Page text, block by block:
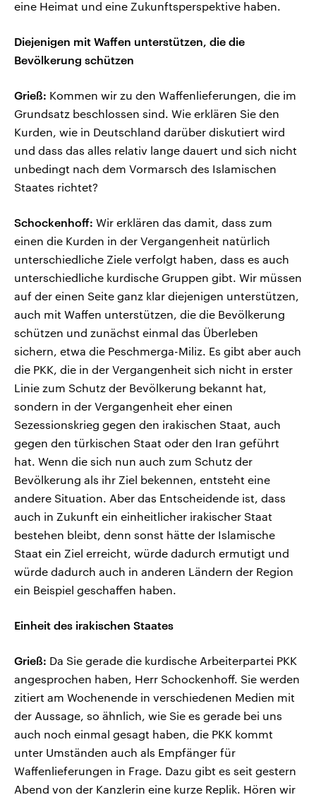
eine Heimat und eine Zukunftsperspektive haben.
Diejenigen mit Waffen unterstützen, die die
Bevölkerung schützen
Grieß: Kommen wir zu den Waffenlieferungen, die im
Grundsatz beschlossen sind. Wie erklären Sie den
Kurden, wie in Deutschland darüber diskutiert wird
und dass das alles relativ lange dauert und sich nicht
unbedingt nach dem Vormarsch des Islamischen
Staates richtet?
Schockenhoff: Wir erklären das damit, dass zum
einen die Kurden in der Vergangenheit natürlich
unterschiedliche Ziele verfolgt haben, dass es auch
unterschiedliche kurdische Gruppen gibt. Wir müssen
auf der einen Seite ganz klar diejenigen unterstützen,
auch mit Waffen unterstützen, die die Bevölkerung
schützen und zunächst einmal das Überleben
sichern, etwa die Peschmerga-Miliz. Es gibt aber auch
die PKK, die in der Vergangenheit sich nicht in erster
Linie zum Schutz der Bevölkerung bekannt hat,
sondern in der Vergangenheit eher einen
Sezessionskrieg gegen den irakischen Staat, auch
gegen den türkischen Staat oder den Iran geführt
hat. Wenn die sich nun auch zum Schutz der
Bevölkerung als ihr Ziel bekennen, entsteht eine
andere Situation. Aber das Entscheidende ist, dass
auch in Zukunft ein einheitlicher irakischer Staat
bestehen bleibt, denn sonst hätte der Islamische
Staat ein Ziel erreicht, würde dadurch ermutigt und
würde dadurch auch in anderen Ländern der Region
ein Beispiel geschaffen haben.
Einheit des irakischen Staates
Grieß: Da Sie gerade die kurdische Arbeiterpartei PKK
angesprochen haben, Herr Schockenhoff. Sie werden
zitiert am Wochenende in verschiedenen Medien mit
der Aussage, so ähnlich, wie Sie es gerade bei uns
auch noch einmal gesagt haben, die PKK kommt
unter Umständen auch als Empfänger für
Waffenlieferungen in Frage. Dazu gibt es seit gestern
Abend von der Kanzlerin eine kurze Replik. Hören wir